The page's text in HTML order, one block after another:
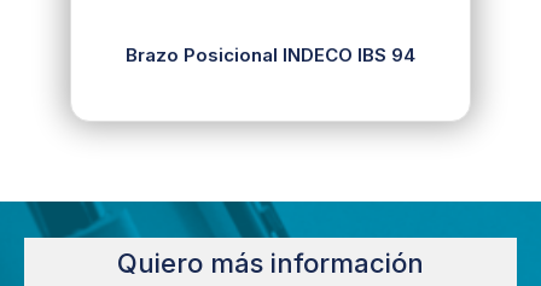
Brazo Posicional INDECO IBS 94
Quiero más información